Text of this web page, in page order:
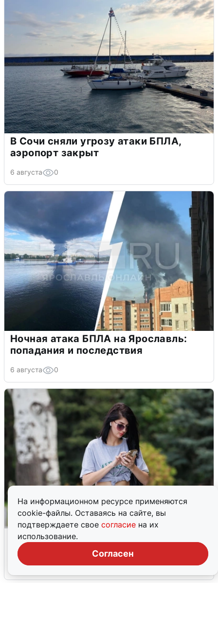
На информационном ресурсе применяются
cookie-файлы. Оставаясь на сайте, вы
подтверждаете свое согласие на их
использование.
Согласен
В Сочи сняли угрозу атаки БПЛА,
аэропорт закрыт
6 августа 0
Ночная атака БПЛА на Ярославль:
попадания и последствия
6 августа 0
Волгоградцы остались без
мобильного интернета
6 августа 0